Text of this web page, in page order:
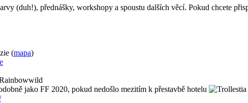
(duh!), přednášky, workshopy a spoustu dalších věcí. Pokud chcete
(mapa)
jako FF 2020, pokud nedošlo mezitím k přestavbě hotelu